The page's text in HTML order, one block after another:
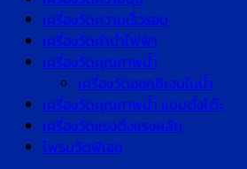
เครื่องวัดความเร็วรอบ
เครื่องวัดค่านำไฟฟ้า
เครื่องวัดคุณภาพน้ำ
เครื่องวัดออกซิเจนในน้ำ
เครื่องวัดคุณภาพน้ำ แบบตั้งโต๊ะ
เครื่องวัดแรงดึงแรงผลัก
โพรบวัดพีเอช